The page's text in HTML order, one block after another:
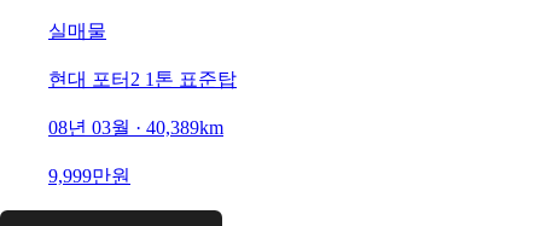
실매물
현대 포터2 1톤 표준탑
08년 03월 · 40,389km
9,999만원